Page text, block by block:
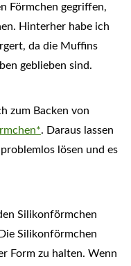
Förmchen gegriffen,
Hinterher habe ich
da die Muffins
geblieben sind.
zum Backen von
. Daraus lassen
lösen und es
Silikonförmchen
Silikonförmchen
Form zu halten. Wenn